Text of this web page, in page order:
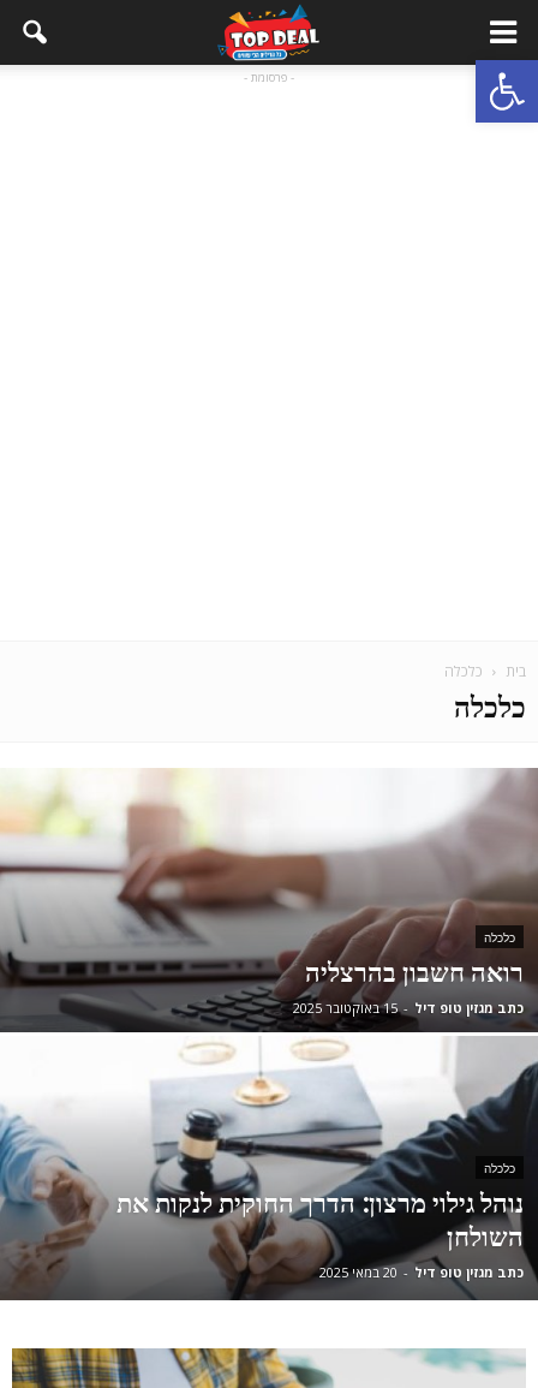
Open toolbar - פרסומת -
בית כלכלה
כלכלה
כלכלה
רואה חשבון בהרצליה
כתב מגזין טופ דיל - 15 באוקטובר 2025
כלכלה
נוהל גילוי מרצון: הדרך החוקית לנקות את
השולחן
כתב מגזין טופ דיל - 20 במאי 2025